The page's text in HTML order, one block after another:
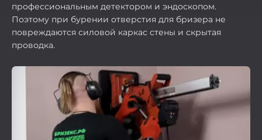
профессиональным детектором и эндоскопом.
Поэтому при бурении отверстия для бризера не
повреждаются силовой каркас стены и скрытая
проводка.